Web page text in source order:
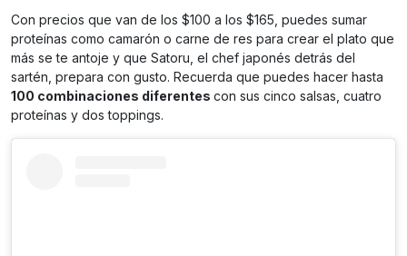
Con precios que van de los $100 a los $165, puedes sumar
proteínas como camarón o carne de res para crear el plato que
más se te antoje y que Satoru, el chef japonés detrás del
sartén, prepara con gusto. Recuerda que puedes hacer hasta
100 combinaciones diferentes con sus cinco salsas, cuatro
proteínas y dos toppings.